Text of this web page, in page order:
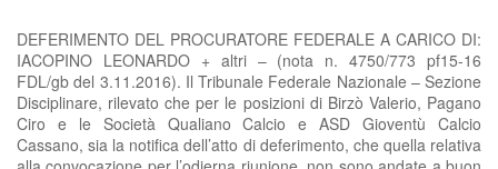
DEFERIMENTO DEL PROCURATORE FEDERALE A CARICO DI:
IACOPINO LEONARDO + altri – (nota n. 4750/773 pf15-16
FDL/gb del 3.11.2016). Il Tribunale Federale Nazionale – Sezione
Disciplinare, rilevato che per le posizioni di Birzò Valerio, Pagano
Ciro e le Società Qualiano Calcio e ASD Gioventù Calcio
Cassano, sia la notifica dell’atto di deferimento, che quella relativa